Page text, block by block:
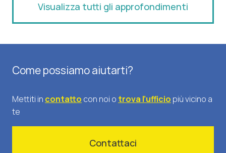
Visualizza tutti gli approfondimenti
Come possiamo aiutarti?
Mettiti in contatto con noi o trova l’ufficio più vicino a
te
Contattaci